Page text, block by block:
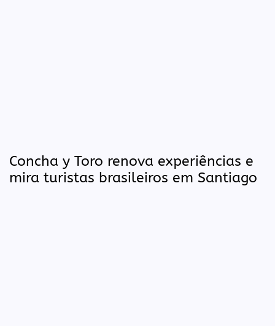
Concha y Toro renova experiências e
mira turistas brasileiros em Santiago